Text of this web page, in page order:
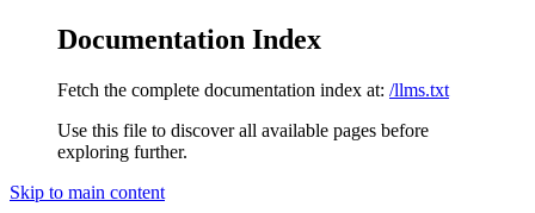
Documentation Index
Fetch the complete documentation index at: /llms.txt
Use this file to discover all available pages before
exploring further.
Skip to main content